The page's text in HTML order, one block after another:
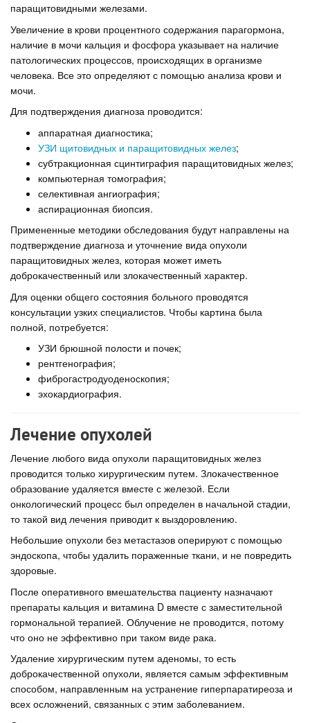
паращитовидными железами.
Увеличение в крови процентного содержания парагормона,
наличие в мочи кальция и фосфора указывает на наличие
патологических процессов, происходящих в организме
человека. Все это определяют с помощью анализа крови и
мочи.
Для подтверждения диагноза проводится:
аппаратная диагностика;
УЗИ щитовидных и паращитовидных желез;
субтракционная сцинтиграфия паращитовидных желез;
компьютерная томография;
селективная ангиография;
аспирационная биопсия.
Примененные методики обследования будут направлены на
подтверждение диагноза и уточнение вида опухоли
паращитовидных желез, которая может иметь
доброкачественный или злокачественный характер.
Для оценки общего состояния больного проводятся
консультации узких специалистов. Чтобы картина была
полной, потребуется:
УЗИ брюшной полости и почек;
рентгенография;
фиброгастродуоденоскопия;
эхокардиография.
Лечение опухолей
Лечение любого вида опухоли паращитовидных желез
проводится только хирургическим путем. Злокачественное
образование удаляется вместе с железой. Если
онкологический процесс был определен в начальной стадии,
то такой вид лечения приводит к выздоровлению.
Небольшие опухоли без метастазов оперируют с помощью
эндоскопа, чтобы удалить пораженные ткани, и не повредить
здоровые.
После оперативного вмешательства пациенту назначают
препараты кальция и витамина D вместе с заместительной
гормональной терапией. Облучение не проводится, потому
что оно не эффективно при таком виде рака.
Удаление хирургическим путем аденомы, то есть
доброкачественной опухоли, является самым эффективным
способом, направленным на устранение гиперпаратиреоза и
всех осложнений, связанных с этим заболеванием.